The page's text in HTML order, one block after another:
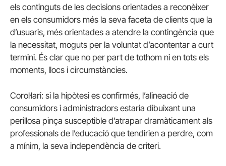
els continguts de les decisions orientades a reconèixer
en els consumidors més la seva faceta de clients que la
d’usuaris, més orientades a atendre la contingència que
la necessitat, moguts per la voluntat d’acontentar a curt
termini. És clar que no per part de tothom ni en tots els
moments, llocs i circumstàncies.
Corol·lari: si la hipòtesi es confirmés, l’alineació de
consumidors i administradors estaria dibuixant una
perillosa pinça susceptible d’atrapar dramàticament als
professionals de l’educació que tendirien a perdre, com
a mínim, la seva independència de criteri.